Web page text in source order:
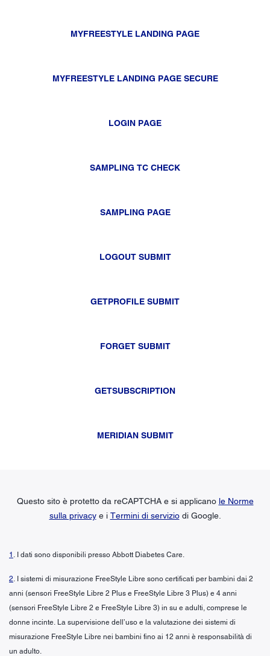
MYFREESTYLE LANDING PAGE
MYFREESTYLE LANDING PAGE SECURE
LOGIN PAGE
SAMPLING TC CHECK
SAMPLING PAGE
LOGOUT SUBMIT
GETPROFILE SUBMIT
FORGET SUBMIT
GETSUBSCRIPTION
MERIDIAN SUBMIT
Questo sito è protetto da reCAPTCHA e si applicano le Norme
sulla privacye i Termini di serviziodi Google.
1 . I dati sono disponibili presso Abbott Diabetes Care.
2. I sistemi di misurazione FreeStyle Libre sono certificati per bambini dai 2
anni (sensori FreeStyle Libre 2 Plus e FreeStyle Libre 3 Plus) e 4 anni
(sensori FreeStyle Libre 2 e FreeStyle Libre 3) in su e adulti, comprese le
donne incinte. La supervisione dell’uso e la valutazione dei sistemi di
misurazione FreeStyle Libre nei bambini fino ai 12 anni è responsabilità di
un adulto.